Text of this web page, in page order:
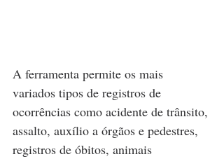
A ferramenta permite os mais
variados tipos de registros de
ocorrências como acidente de trânsito,
assalto, auxílio a órgãos e pedestres,
registros de óbitos, animais